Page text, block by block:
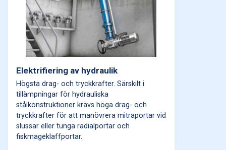
Elektrifiering av hydraulik
Högsta drag- och tryckkrafter. Särskilt i
tillämpningar för hydrauliska
stålkonstruktioner krävs höga drag- och
tryckkrafter för att manövrera mitraportar vid
slussar eller tunga radialportar och
fiskmageklaffportar.